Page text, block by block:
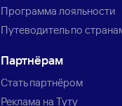
Программа лояльности
Путеводитель по
Партнёрам
Стать партнёром
Реклама на Туту